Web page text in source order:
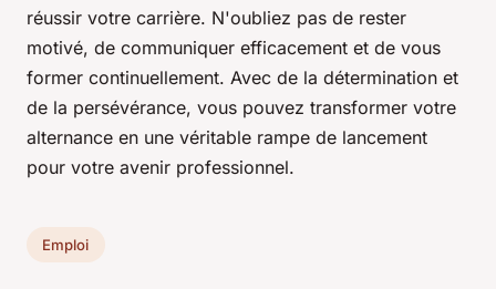
réussir votre carrière. N'oubliez pas de rester
motivé, de communiquer efficacement et de vous
former continuellement. Avec de la détermination et
de la persévérance, vous pouvez transformer votre
alternance en une véritable rampe de lancement
pour votre avenir professionnel.
Emploi